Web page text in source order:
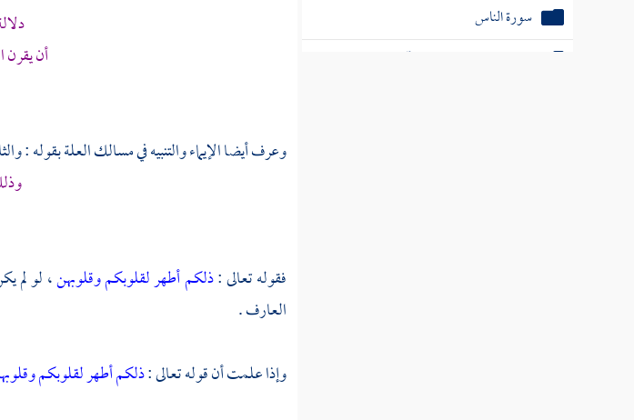
سورة الناس
بيان الناسخ والمنسوخ من آي الذكر الحكيم
أن
وعرف أيضا الإيماء والتنبيه في مسالك العلة بقوله
فقوله تعالى :ذلكم أطهر لقلوبكم وقلوبهن، لو لم
العارف .
وإذا علمت أن قوله تعالى :ذلكم أطهر لقلوبكم